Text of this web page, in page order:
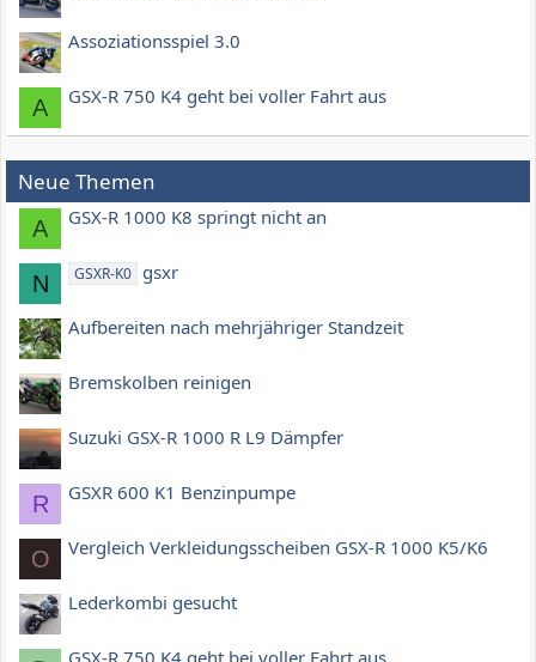
Assoziationsspiel 3.0
A GSX-R 750 K4 geht bei voller Fahrt aus
Neue Themen
A GSX-R 1000 K8 springt nicht an
N GSXR-K0 gsxr
Aufbereiten nach mehrjähriger Standzeit
Bremskolben reinigen
Suzuki GSX-R 1000 R L9 Dämpfer
R GSXR 600 K1 Benzinpumpe
O Vergleich Verkleidungsscheiben GSX-R 1000 K5/K6
Lederkombi gesucht